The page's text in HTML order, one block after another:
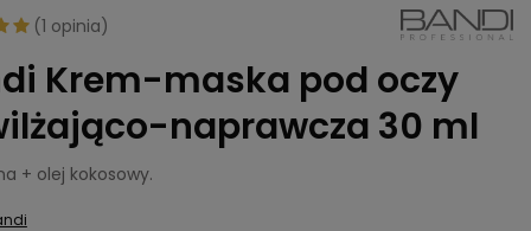
(1 opinia)
Krem-maska pod oczy
naprawcza 30 ml
+ olej kokosowy.